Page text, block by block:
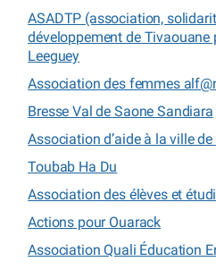
ASADTP (association,
développement de Tivaouane
Leeguey
Association des femmes
Bresse Val de Saone Sandiara
Association d’aide à la ville
Toubab Ha Du
Association des élèves et
Actions pour Ouarack
Association Quali Éducation